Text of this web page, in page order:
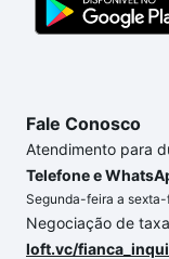
Fale Conosco
Atendimento para
Telefone e
Segunda-feira a
Negociação de
loft.vc/